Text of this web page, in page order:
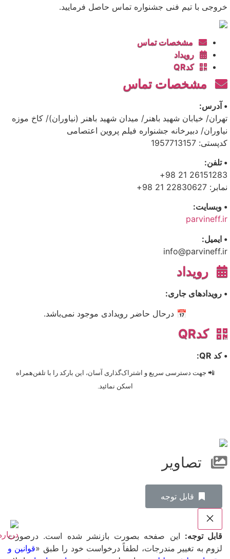
خروجی با تیم فنی جشنواره تماس حاصل فرمایید.
مشخصات تماس
رویداد
کدQR
مشخصات تماس
• آدرس:
تهران/ خیابان شهید باهنر/ میدان شهید باهنر (نیاوران)/ کاخ موزه
نیاوران/ دبیرخانه جشنواره فیلم پروین اعتصامی
کدپستی: 1957713157
• تلفن:
26151283 21 98+
نمابر: 22830627 21 98+
• وبسایت:
parvineff.ir
• ایمیل:
info@parvineff.ir
رویداد
• رویدادهای جاری:
📅 درحال حاضر رویدادی موجود نمی‌باشد.
کدQR
• کد QR:
📲 جهت دسترسی سریع و اشتراک‌گذاری آسان، این بارکد را با تلفن‌همراه
اسکن نمائید.
تصاویر
‌قابل توجه
قابل توجه: این صفحه بصورت بازنشر شده است. درصورت
لزوم به تغییر مندرجات، لطفاً درخواست خود را طبق «قوانین و